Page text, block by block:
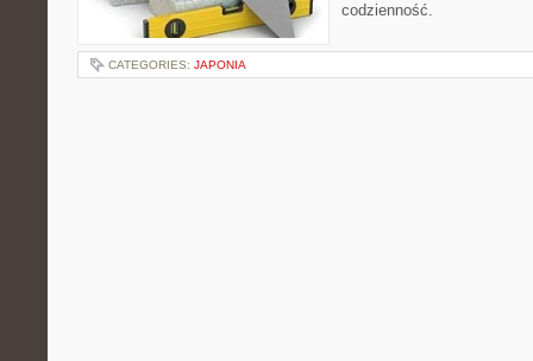
codzienność.
CATEGORIES: JAPONIA